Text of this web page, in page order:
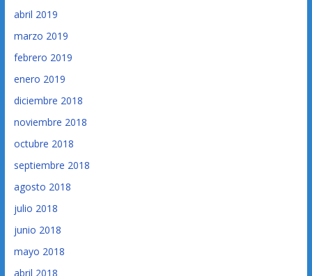
abril 2019
marzo 2019
febrero 2019
enero 2019
diciembre 2018
noviembre 2018
octubre 2018
septiembre 2018
agosto 2018
julio 2018
junio 2018
mayo 2018
abril 2018